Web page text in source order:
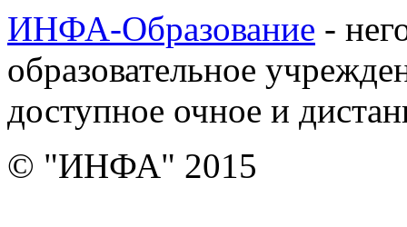
ИНФА-Образование -
образовательное
доступное очное и
© "ИНФА" 2015